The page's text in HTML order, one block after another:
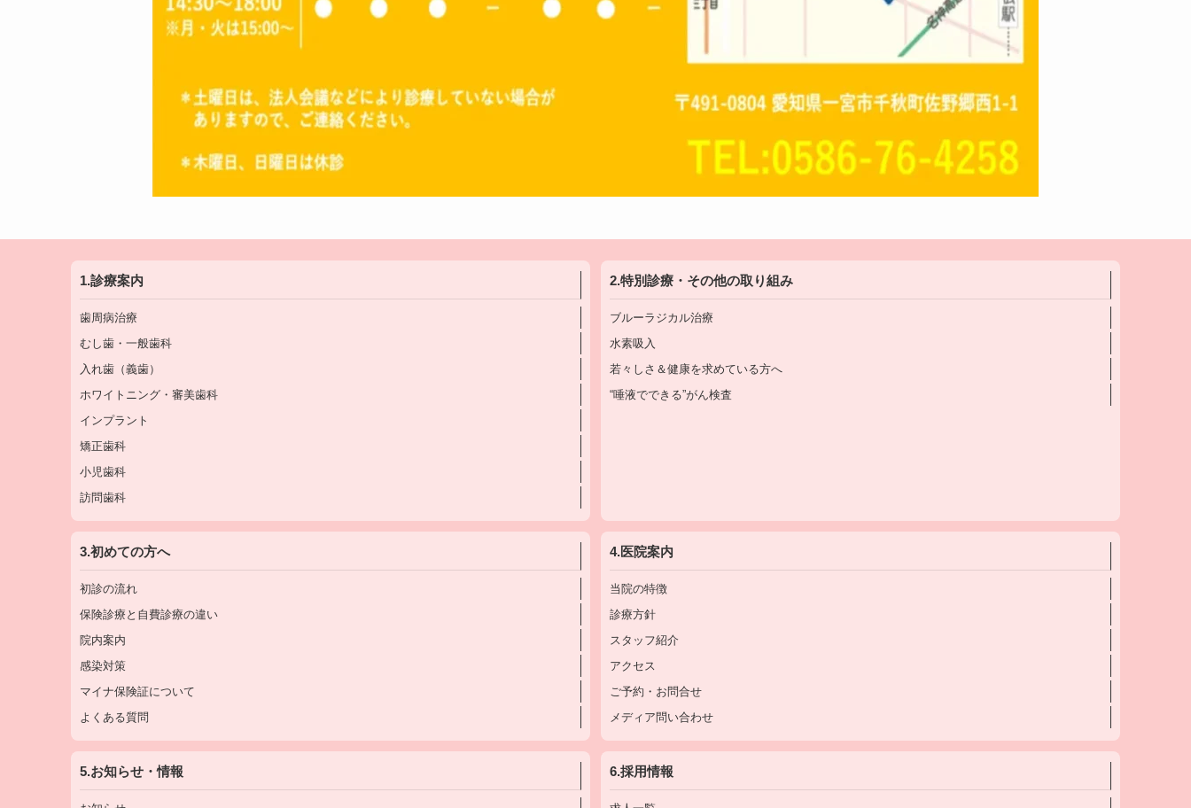
1.診療案内
歯周病治療
むし歯・一般歯科
入れ歯（義歯）
ホワイトニング・審美歯科
インプラント
矯正歯科
小児歯科
訪問歯科
2.特別診療・その他の取り組み
ブルーラジカル治療
水素吸入
若々しさ＆健康を求めている方へ
“唾液でできる”がん検査
3.初めての方へ
初診の流れ
保険診療と自費診療の違い
院内案内
感染対策
マイナ保険証について
よくある質問
4.医院案内
当院の特徴
診療方針
スタッフ紹介
アクセス
ご予約・お問合せ
メディア問い合わせ
5.お知らせ・情報 6.採用情報